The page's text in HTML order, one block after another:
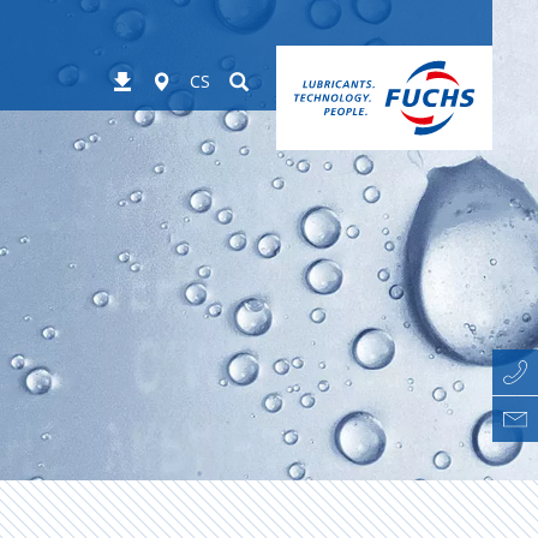
StahováníWorldwide
CS Suchen